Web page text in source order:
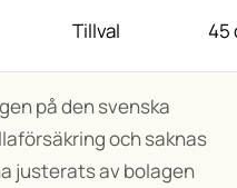
Tillval 45
på den svenska
och saknas
justerats av bolagen